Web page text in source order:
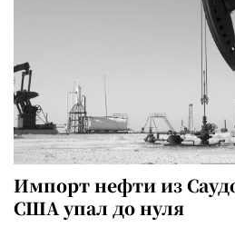
Импорт нефти из
США упал до нуля